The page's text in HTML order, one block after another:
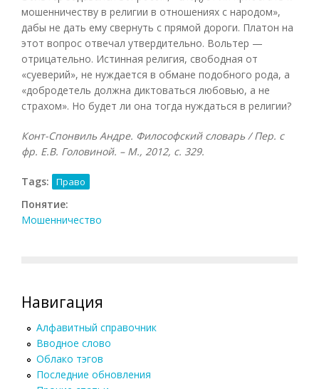
мошенничеству в религии в отношениях с народом»,
дабы не дать ему свернуть с прямой дороги. Платон на
этот вопрос отвечал утвердительно. Вольтер —
отрицательно. Истинная религия, свободная от
«суеверий», не нуждается в обмане подобного рода, а
«добродетель должна диктоваться любовью, а не
страхом». Но будет ли она тогда нуждаться в религии?
Конт-Спонвиль Андре. Философский словарь / Пер. с
фр. Е.В. Головиной. – М., 2012, с. 329.
Tags: Право
Понятие:
Мошенничество
Навигация
Алфавитный справочник
Вводное слово
Облако тэгов
Последние обновления